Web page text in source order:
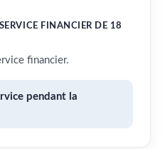
FINANCIER DE 18
financier.
pendant la